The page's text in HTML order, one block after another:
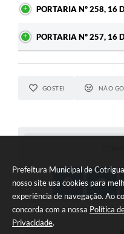
Prefeitura Municipal de
nosso site usa cookies para
experiência de navegação. Ao
concorda com a nossa Política
Privacidade.
PORTARIA Nº 258, 16
PORTARIA Nº 257, 16
GOSTEI NÃO